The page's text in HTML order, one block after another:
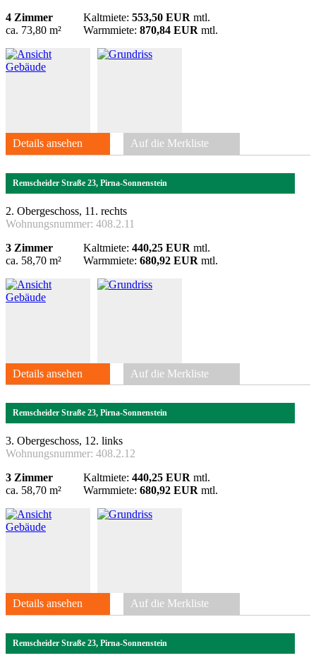
4 Zimmer
ca. 73,80 m²
Kaltmiete: 553,50 EUR mtl.
Warmmiete: 870,84 EUR mtl.
Details ansehen Auf die Merkliste
Remscheider Straße 23, Pirna-Sonnenstein
2. Obergeschoss, 11. rechts
Wohnungsnummer: 408.2.11
3 Zimmer
ca. 58,70 m²
Kaltmiete: 440,25 EUR mtl.
Warmmiete: 680,92 EUR mtl.
Details ansehen Auf die Merkliste
Remscheider Straße 23, Pirna-Sonnenstein
3. Obergeschoss, 12. links
Wohnungsnummer: 408.2.12
3 Zimmer
ca. 58,70 m²
Kaltmiete: 440,25 EUR mtl.
Warmmiete: 680,92 EUR mtl.
Details ansehen Auf die Merkliste
Remscheider Straße 23, Pirna-Sonnenstein